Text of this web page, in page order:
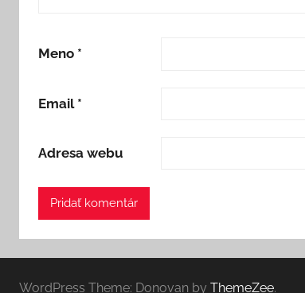
Meno *
Email *
Adresa webu
WordPress Theme: Donovan by ThemeZee.